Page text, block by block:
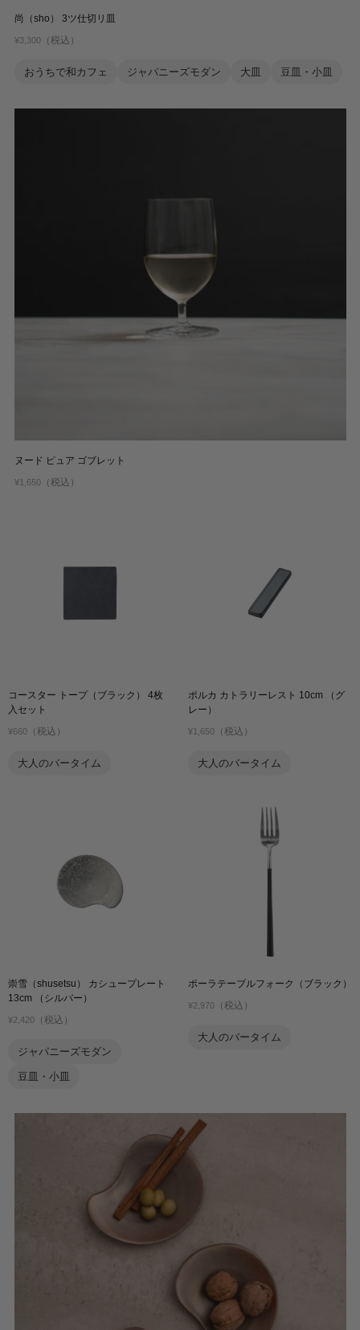
尚（sho） 3ツ仕切リ皿
¥3,300（税込）
おうちで和カフェ ジャパニーズモダン 大皿 豆皿・小皿
ヌード ピュア ゴブレット
¥1,650（税込）
コースター トープ（ブラック） 4枚
入セット
¥660 （税込）
大人のバータイム
ポルカ カトラリーレスト 10cm （グ
レー）
¥1,650 （税込）
大人のバータイム
崇雪（shusetsu） カシュープレート
13cm （シルバー）
¥2,420 （税込）
ジャパニーズモダン
豆皿・小皿
ポーラテーブルフォーク（ブラック）
¥2,970 （税込）
大人のバータイム